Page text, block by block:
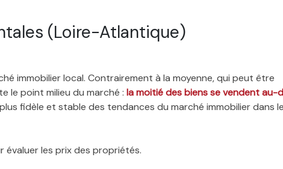
(Loire-Atlantique)
immobilier local. Contrairement à la moyenne, qui peut être
le point milieu du marché : la moitié des biens se vendent au-
fidèle et stable des tendances du marché immobilier dans le
les prix des propriétés.